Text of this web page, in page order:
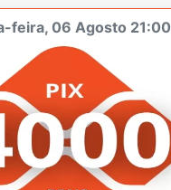
feira, 06 Agosto 21:00